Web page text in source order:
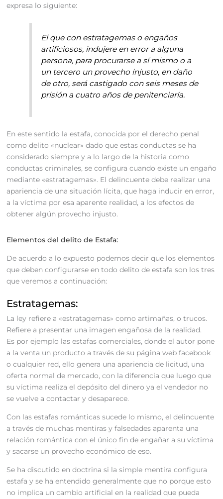
expresa lo siguiente:
El que con estratagemas o engaños
artificiosos, indujere en error a alguna
persona, para procurarse a sí mismo o a
un tercero un provecho injusto, en daño
de otro, será castigado con seis meses de
prisión a cuatro años de penitenciaría.
En este sentido la estafa, conocida por el derecho penal
como delito «nuclear» dado que estas conductas se ha
considerado siempre y a lo largo de la historia como
conductas criminales, se configura cuando existe un engaño
mediante «estratagemas». El delincuente debe realizar una
apariencia de una situación lícita, que haga inducir en error,
a la víctima por esa aparente realidad, a los efectos de
obtener algún provecho injusto.
Elementos del delito de Estafa:
De acuerdo a lo expuesto podemos decir que los elementos
que deben configurarse en todo delito de estafa son los tres
que veremos a continuación:
Estratagemas:
La ley refiere a «estratagemas» como artimañas, o trucos.
Refiere a presentar una imagen engañosa de la realidad.
Es por ejemplo las estafas comerciales, donde el autor pone
a la venta un producto a través de su página web facebook
o cualquier red, ello genera una apariencia de licitud, una
oferta normal de mercado, con la diferencia que luego que
su víctima realiza el depósito del dinero ya el vendedor no
se vuelve a contactar y desaparece.
Con las estafas románticas sucede lo mismo, el delincuente
a través de muchas mentiras y falsedades aparenta una
relación romántica con el único fin de engañar a su víctima
y sacarse un provecho económico de eso.
Se ha discutido en doctrina si la simple mentira configura
estafa y se ha entendido generalmente que no porque esto
no implica un cambio artificial en la realidad que pueda